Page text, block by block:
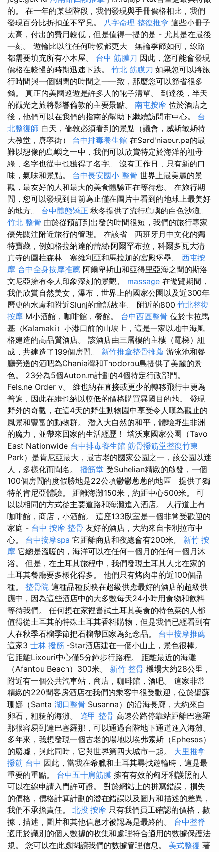
的。 在一年的某些階段，我們發現與手冊價格相比，我們
發現百分比折扣並不罕見。 八字命理 整復推拿 這些小冊子
太高，付出的費用較低，但是值得一提的是 - 尤其是在最後
一刻。 遊輪比以往任何時候都更大，無論季節如何，線路
都需要填充所有小木屋。 台中 筋膜刀 因此，您可能會發現
價格在較慢的時期迅速下跌。 竹北 筋膜刀 如果您可以將旅
行時間與一個關閉的時間之一一致，那麼您可以節省很多
錢。 真正的美國巡遊是許多人的靴子清單。 到達後，半天
的觀光之旅將影響倫敦的主要景點。 南屯按摩 位於酒店之
後，他們可以在我們的指南的幫助下繼續訪問市中心。 台
北整復師 白天，倫敦必須看到的景點（議會，威斯敏斯特
大教堂，唐寧街） 台中排毒養生館 在Sard'niaeur.pa的最
難以想像的島嶼之一中，我們可以欣賞特定於海洋的祖母
綠，名字也從中也獲得了名字。 沒有工作日，只有新的口
味，氣味和景點。 台中長安國小 整骨 世界上最美麗的景
觀，最友好的人和最大的美食體驗正在等待您。 在旅行期
間，您可以發現到目前為止僅在圖片中看到的地球上最美好
的地方。 台中體態矯正 秋冬提供了流行島嶼的白色沙灘。
竹北 整骨 由於從預訂到出發的時間很短，我們的旅行專家
優先關注附近旅行的管理。 在該省，西班牙月中文化的獨
特寶藏，例如格拉納達的蕾絲·阿爾罕布拉，科爾多瓦大清
真寺的圓柱森林，塞維利亞和馬拉加的宮殿堡壘。 西屯按
摩 台中全身按摩推薦 阿爾卑斯山和亞得里亞海之間的斯洛
文尼亞擁有令人印象深刻的景觀。 massage 在遊覽期間，
我們欣賞自然美女，瀑布，世界上的國家公園以及近300年
曆史的水廠和附近Slunj的童話故事。 附近的800 竹北整復
按摩 M小酒館，咖啡館，餐館。 台中西區整骨 位於卡拉馬
基（Kalamaki）小港口前的山坡上，這是一家以地中海風
格建造的高品質酒店。 該酒店由三層樓的主樓（電梯）組
成，共建造了199個房間。 新竹推拿整骨推薦 游泳池和餐
廳旁邊的酒吧為Chania灣和Thodorou島提供了美麗的景
色。 23分為5個Auton.m計劃的4個特定行政部門。
Fels.ne Order v。 維也納在直接或更少的轉移飛行中更為
普遍，因此在維也納以較低的價格購買異國目的地。 發現
野外的奇觀，在這4天的野生動物園中享受令人嘆為觀止的
風景和豐富的動物群。 潛入大自然的和平，體驗野生非洲
的魔力，並帶來回家的生活經歷！ 塔沃東國家公園（Tavo
East Nationwide 台中排毒養生館 筋骨撥筋堂整復竹東
Park）是肯尼亞最大，最古老的國家公園之一，該公園以迷
人，多樣化而聞名。 播筋堂 受Suhelian精緻的啟發，一個
100個房間的度假勝地是22公頃鬱鬱蔥蔥的地區，提供了獨
特的肯尼亞體驗。 距離海灘150米，約距中心500米。 可
以以相同的方式從主要道路和海灘進入酒店。 人行道上有
咖啡館，商店，小酒館。 這座133臥室是一個非常受歡迎的
家庭 - 台中 按摩 整骨 友好的酒店，大約來自卡利拉市中
心。 台中按摩spa 它距離商店和夜總會有200米。 新竹 按
摩 它總是溫暖的，海洋可以在任何一個月的任何一個月沐
浴。 但是，在土耳其旅程中，我們發現土耳其人比在家的
土耳其餐廳要多樣化得多。 他們只有烤肉串的近100個品
種。 整骨院 這種品種反映在超級供應最好的酒店的超級供
應中，因為這些酒店中的大多數每天24小時用食物和飲料
等待我們。 任何想在家裡嘗試土耳其美食的特色菜的人都
值得從土耳其的特殊土耳其香料購物，但是我們已經看到有
人在秋季石榴季節把石榴帶回家為紀念品。 台中按摩推薦
這家3 士林 撥筋 -Star酒店建在一個小山上，景色很棒。
它距離Lixouri中心僅5分鐘步行路程。 距離最近的海灘
（Afantou Beach）300米。 新竹 整骨 機場大約28公里，
附近有一個公共汽車站，商店，咖啡館，酒吧。 這家非常
精緻的220間客房酒店在我們的乘客中很受歡迎，位於聖蘇
珊娜（Santa 湖口整骨 Susanna）的沿海長廊，大約來自
卵石，粗糙的海灘。 逢甲 整骨 高速公路停靠站距離巴塞羅
那很容易到達巴塞羅那，可以通過台階地下通道進入海灘。
多年來，我想發現一個古老的場地以埃弗索斯（Ephesos）
的廢墟，與此同時，它與世界第四大城市一起。 大里推拿
撥筋 台中 因此，當我在希臘和土耳其尋找遊輪時，這是最
重要的重點。 台中五十肩筋膜 擁有有效的匈牙利護照的人
可以在線申請入門許可證。 對於網站上的拼寫錯誤，損失
的價格，價格計算計劃的潛在錯誤以及圖片和描述的差異，
我們不承擔責任。 北投 按摩 只有我們員工確認的價格，數
據，描述，圖片和其他信息才被認為是最終的。 台中整脊
適用於識別的個人數據的收集和處理符合適用的數據保護法
規。 您可以在此處閱讀我們的數據管理信息。 美式整復 著